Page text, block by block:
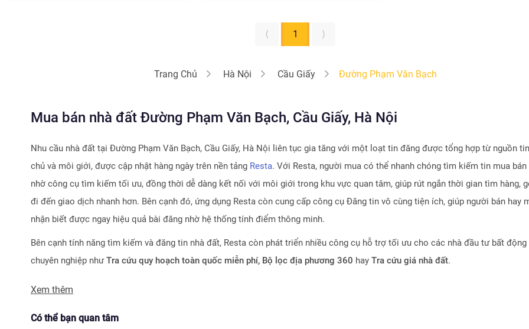
⟨ 1 ⟩
Trang Chủ Hà Nội Cầu Giấy Đường Phạm Văn Bạch
Mua bán nhà đất Đường Phạm Văn Bạch, Cầu Giấy, Hà Nội
Nhu cầu nhà đất tại Đường Phạm Văn Bạch, Cầu Giấy, Hà Nội liên tục gia tăng với một loạt tin đăng được tổng hợp từ nguồn
chủ và môi giới, được cập nhật hàng ngày trên nền tảng Resta. Với Resta, người mua có thể nhanh chóng tìm kiếm tin mua bán
nhờ công cụ tìm kiếm tối ưu, đồng thời dễ dàng kết nối với môi giới trong khu vực quan tâm, giúp rút ngắn thời gian tìm hàng,
đi đến giao dịch nhanh hơn. Bên cạnh đó, ứng dụng Resta còn cung cấp công cụ Đăng tin vô cùng tiện ích, giúp người bán hay
nhận biết được ngay hiệu quả bài đăng nhờ hệ thống tính điểm thông minh.
Bên cạnh tính năng tìm kiếm và đăng tin nhà đất, Resta còn phát triển nhiều công cụ hỗ trợ tối ưu cho các nhà đầu tư bất động
chuyên nghiệp nhưTra cứu quy hoạch toàn quốc miễn phí, Bộ lọc địa phương 360 hay Tra cứu giá nhà đất.
Với nhiều công cụ tiện ích mà nền tảng mang lại, chúng tôi tin rằng
Xem thêm
Có thể bạn quan tâm